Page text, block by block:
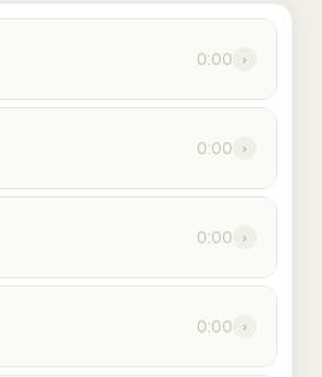
0:00 ›
0:00 ›
0:00 ›
0:00 ›